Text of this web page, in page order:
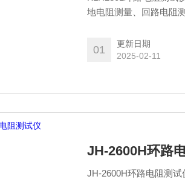
地电阻测量、回路电阻
01
更新日期
2025-02-11
JH-2600H环路
JH-2600H环路电阻测试